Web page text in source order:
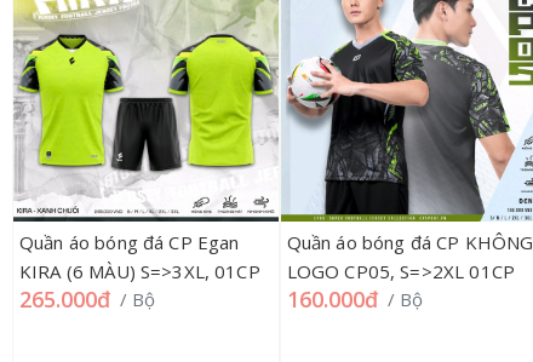
Quần áo bóng đá CP Egan
KIRA (6 MÀU) S=>3XL, 01CP
265.000đ / Bộ
Quần áo bóng đá CP KHÔNG
LOGO CP05, S=>2XL 01CP
160.000đ / Bộ